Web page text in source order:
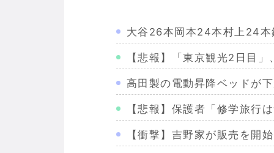
大谷26本岡本24本村上24
【悲報】「東京観光2日目
高田製の電動昇降ベッドが
【悲報】保護者「修学旅行
【衝撃】吉野家が販売を開